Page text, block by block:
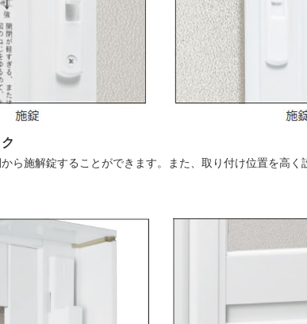
ら施解錠することができます。また、取り付け位置を高く